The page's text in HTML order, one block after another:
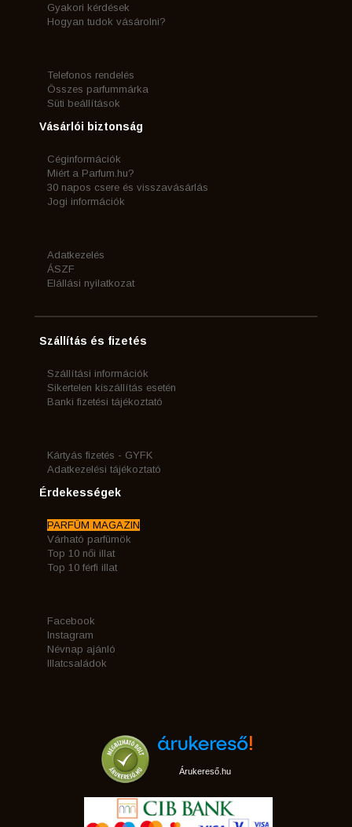
Gyakori kérdések
Hogyan tudok vásárolni?
Telefonos rendelés
Összes parfummárka
Süti beállítások
Vásárlói biztonság
Céginformációk
Miért a Parfum.hu?
30 napos csere és visszavásárlás
Jogi információk
Adatkezelés
ÁSZF
Elállási nyilatkozat
Szállítás és fizetés
Szállítási információk
Sikertelen kiszállítás esetén
Banki fizetési tájékoztató
Kártyás fizetés - GYFK
Adatkezelési tájékoztató
Érdekességek
PARFÜM MAGAZIN
Várható parfümök
Top 10 női illat
Top 10 férfi illat
Facebook
Instagram
Névnap ajánló
Illatcsaládok
Árukereső.hu